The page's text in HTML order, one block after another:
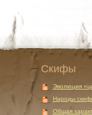
Скифы
Эволюция
Народы
Общая